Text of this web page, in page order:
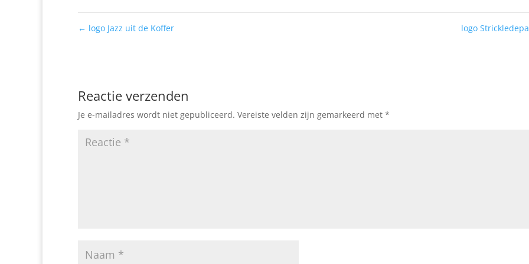
← logo Jazz uit de Koffer logo
Reactie verzenden
Je e-mailadres wordt niet gepubliceerd. Vereiste velden zijn gemarkeerd met *